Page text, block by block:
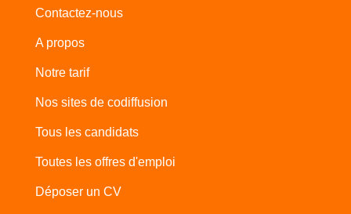
Contactez-nous
A propos
Notre tarif
Nos sites de codiffusion
Tous les candidats
Toutes les offres d'emploi
Déposer un CV